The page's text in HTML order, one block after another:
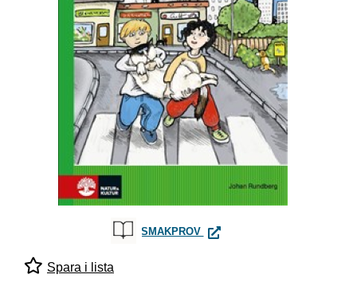
SMAKPROV LÄSHOPPET KAPITELBOK -
Spara i lista